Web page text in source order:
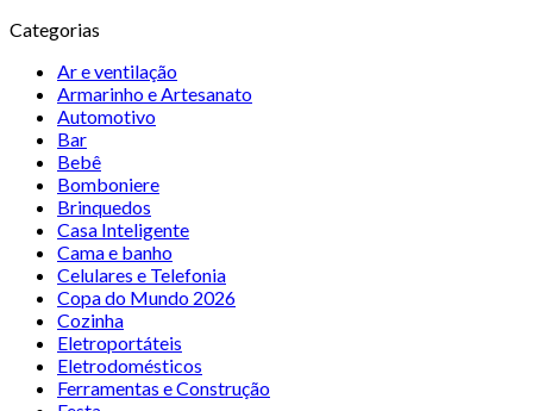
Categorias
Ar e ventilação
Armarinho e Artesanato
Automotivo
Bar
Bebê
Bomboniere
Brinquedos
Casa Inteligente
Cama e banho
Celulares e Telefonia
Copa do Mundo 2026
Cozinha
Eletroportáteis
Eletrodomésticos
Ferramentas e Construção